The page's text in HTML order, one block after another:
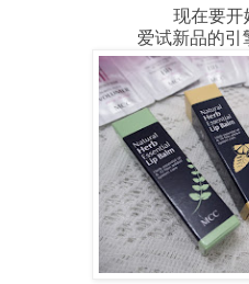
现在要开
爱试新品的引